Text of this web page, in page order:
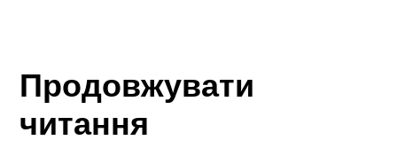
Продовжувати
читання